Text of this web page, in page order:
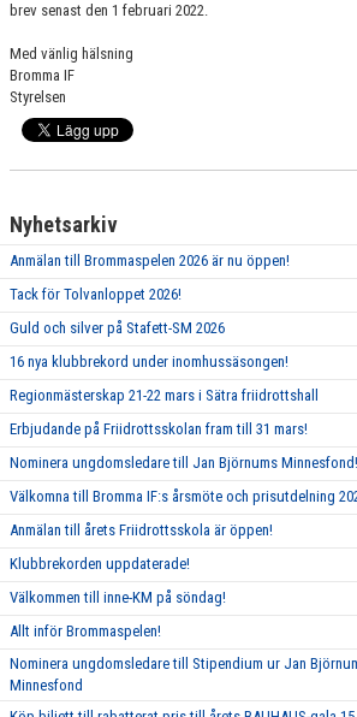
brev senast den 1 februari 2022.
Med vänlig hälsning
Bromma IF
Styrelsen
Nyhetsarkiv
Anmälan till Brommaspelen 2026 är nu öppen!
Tack för Tolvanloppet 2026!
Guld och silver på Stafett-SM 2026
16 nya klubbrekord under inomhussäsongen!
Regionmästerskap 21-22 mars i Sätra friidrottshall
Erbjudande på Friidrottsskolan fram till 31 mars!
Nominera ungdomsledare till Jan Björnums Minnesfond!
Välkomna till Bromma IF:s årsmöte och prisutdelning
Anmälan till årets Friidrottsskola är öppen!
Klubbrekorden uppdaterade!
Välkommen till inne-KM på söndag!
Allt inför Brommaspelen!
Nominera ungdomsledare till Stipendium ur Jan
Minnesfond